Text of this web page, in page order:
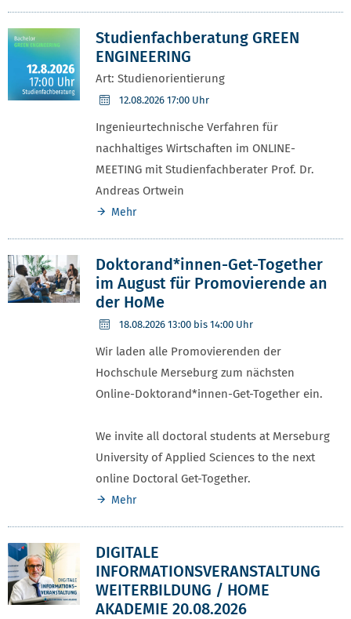
Studienfachberatung GREEN
ENGINEERING
Art: Studienorientierung
12.08.2026 17:00 Uhr
Ingenieurtechnische Verfahren für
nachhaltiges Wirtschaften im ONLINE-
MEETING mit Studienfachberater Prof. Dr.
Andreas Ortwein
Mehr
Doktorand*innen-Get-Together
im August für Promovierende an
der HoMe
18.08.2026 13:00 bis 14:00 Uhr
Wir laden alle Promovierenden der
Hochschule Merseburg zum nächsten
Online-Doktorand*innen-Get-Together ein.
We invite all doctoral students at Merseburg
University of Applied Sciences to the next
online Doctoral Get-Together.
Mehr
DIGITALE
INFORMATIONSVERANSTALTUNG
WEITERBILDUNG / HOME
AKADEMIE 20.08.2026